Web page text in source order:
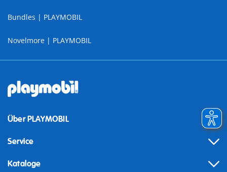
Bundles | PLAYMOBIL
Novelmore | PLAYMOBIL
Über PLAYMOBIL
Service
Kataloge